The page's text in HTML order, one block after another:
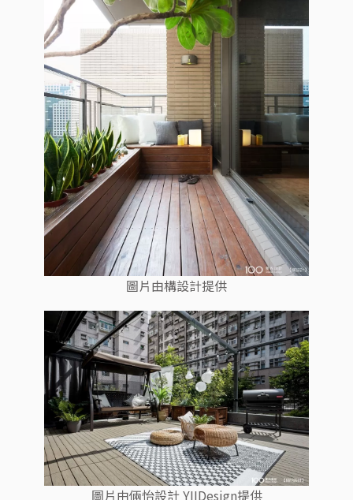
圖片由構設計提供
圖片由倆怡設計 YIIDesign提供